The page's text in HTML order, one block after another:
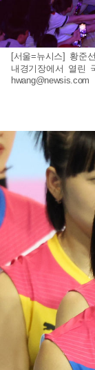
[서울=뉴시스] 황준
내경기장에서 열린
hwang@newsis.com